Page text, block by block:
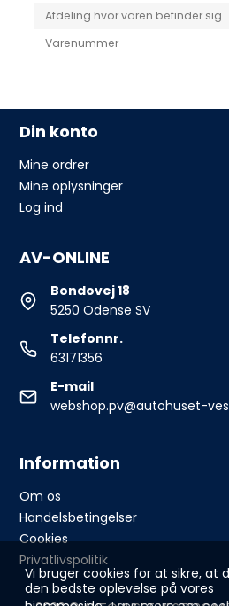
Vi bruger cookies for at sikre, at
den bedste oplevelse på vores
Afdeling hvor varen befinder sig
Varenummer
Din konto
Mine ordrer
Mine oplysninger
Log ind
AV-ONLINE
Bondovej 18
5250 Odense SV
Telefonnr.
63171356
E-mail
webshop.pv@autohuset-
Information
Om os
Handelsbetingelser
Cookies
Privatlivspolitik